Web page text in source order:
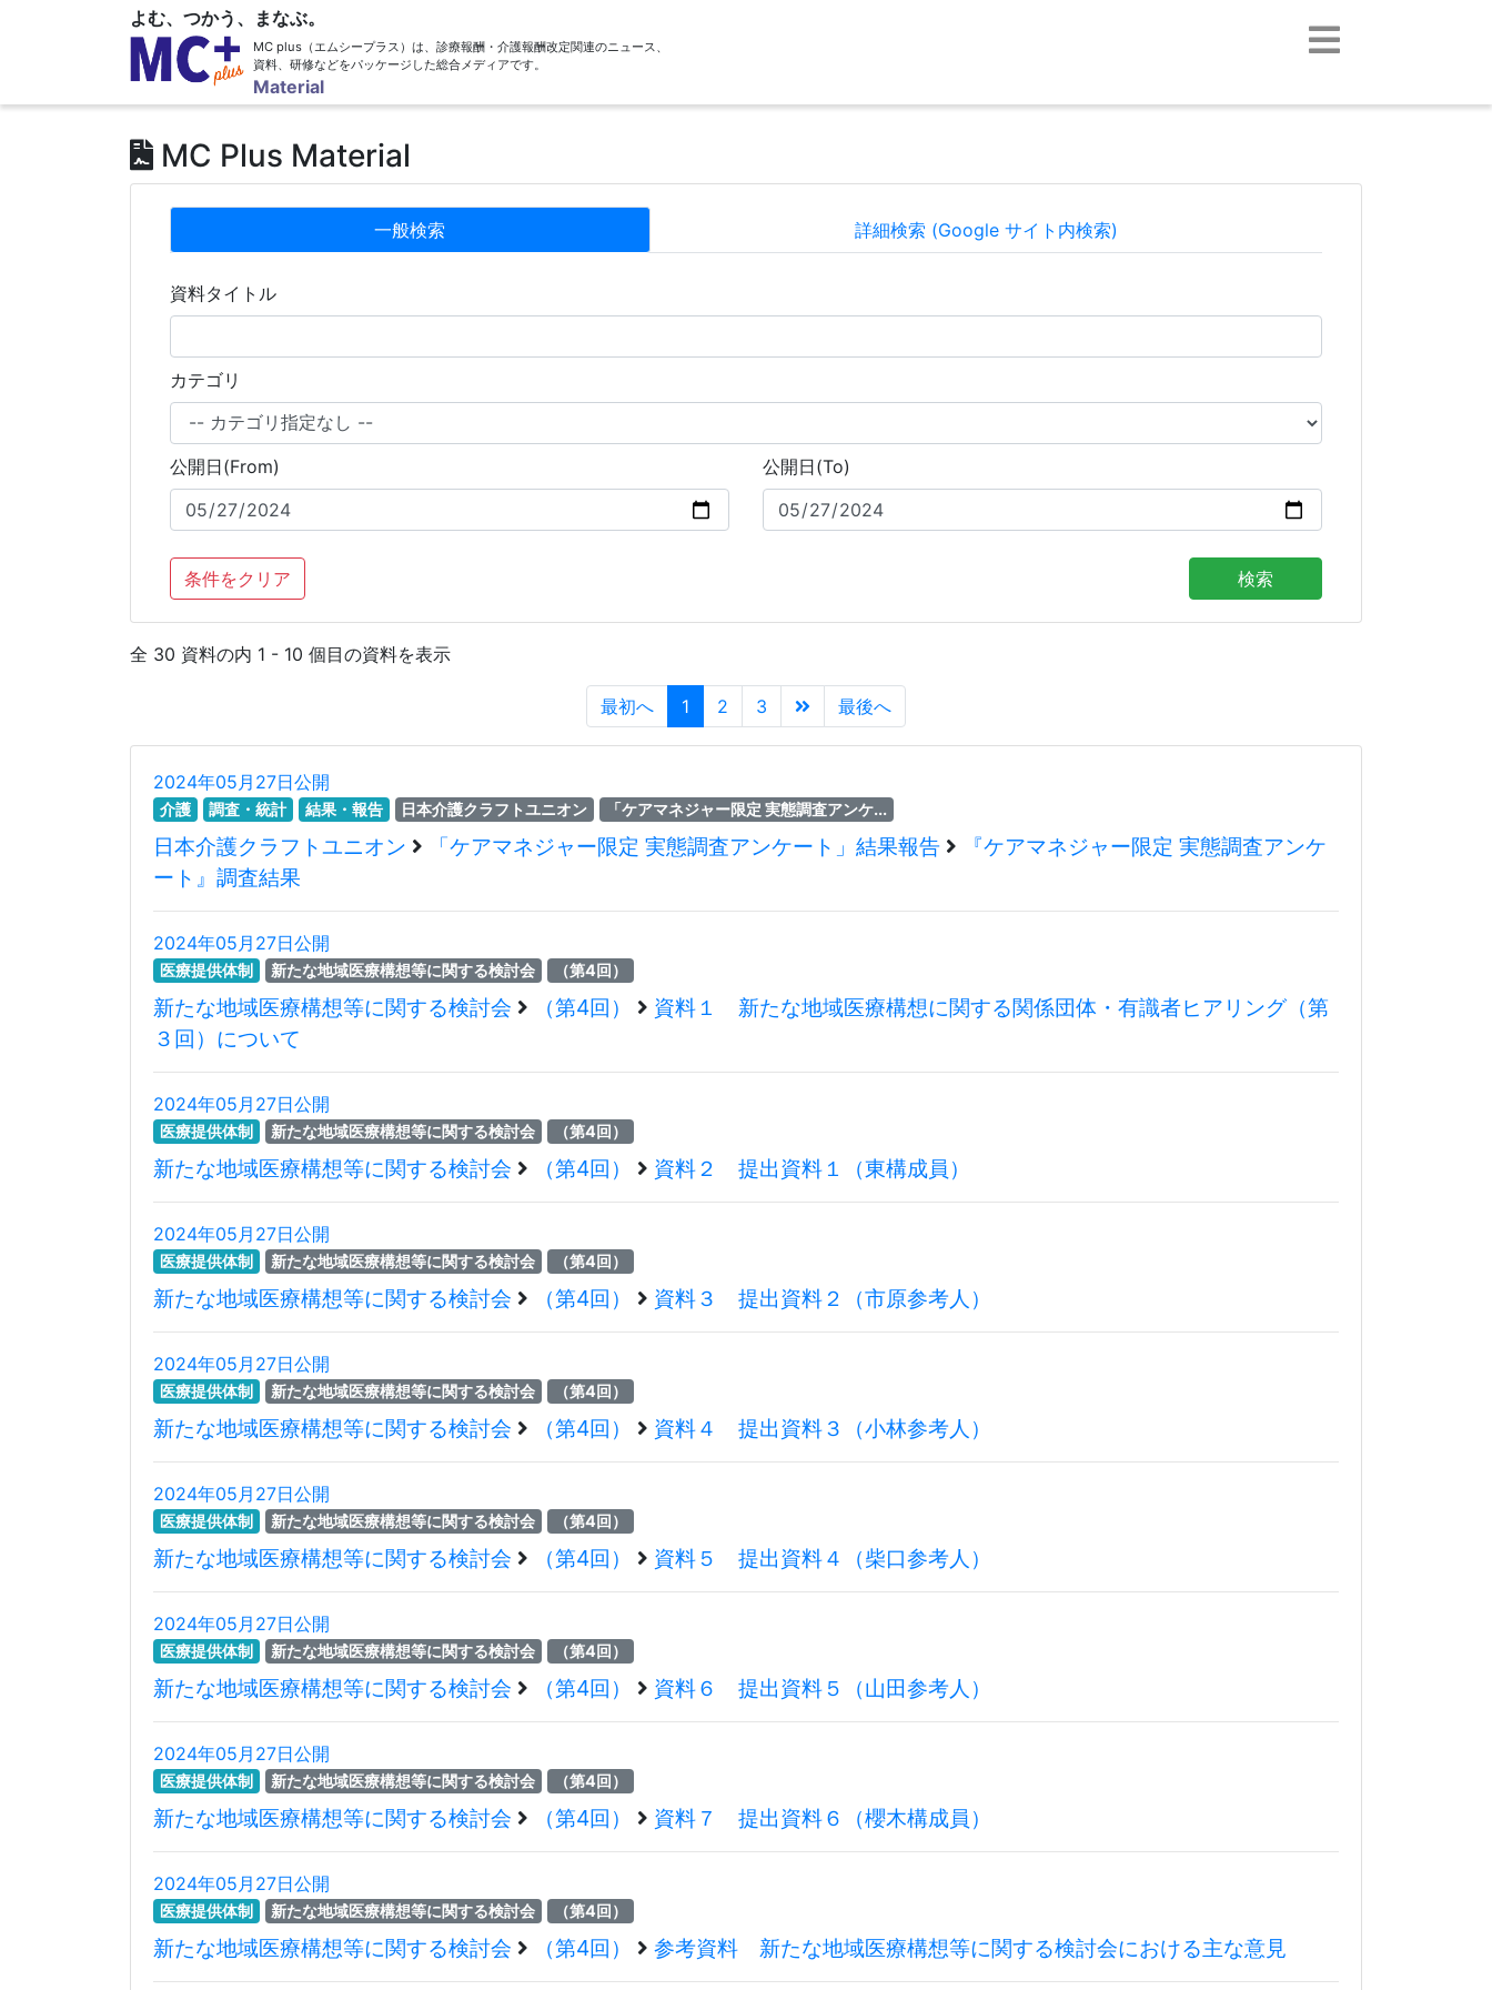
よむ、つかう、まなぶ。
MC plus（エムシープラス）は、診療報酬・介護報酬改定関連のニュース、
資料、研修などをパッケージした総合メディアです。
Material
MC Plus Material
一般検索 詳細検索 (Google サイト内検索)
資料タイトル
カテゴリ
公開日(From) 公開日(To)
条件をクリア 検索
全 30 資料の内 1 - 10 個目の資料を表示
最初へ 1 2 3 最後へ
2024年05月27日公開
介護 調査・統計 結果・報告 日本介護クラフトユニオン 「ケアマネジャー限定 実態調査アンケ...
日本介護クラフトユニオン 「ケアマネジャー限定 実態調査アンケート」結果報告
『ケアマネジャー限定 実態調査アンケ
ート』調査結果
2024年05月27日公開
医療提供体制 新たな地域医療構想等に関する検討会 （第4回）
新たな地域医療構想等に関する検討会 （第4回）
資料１ 新たな地域医療構想に関する関係団体・有識者ヒアリング（第
３回）について
2024年05月27日公開
医療提供体制 新たな地域医療構想等に関する検討会 （第4回）
新たな地域医療構想等に関する検討会 （第4回） 資料２ 提出資料１（東構成員）
2024年05月27日公開
医療提供体制 新たな地域医療構想等に関する検討会 （第4回）
新たな地域医療構想等に関する検討会 （第4回） 資料３ 提出資料２（市原参考人）
2024年05月27日公開
医療提供体制 新たな地域医療構想等に関する検討会 （第4回）
新たな地域医療構想等に関する検討会 （第4回） 資料４ 提出資料３（小林参考人）
2024年05月27日公開
医療提供体制 新たな地域医療構想等に関する検討会 （第4回）
新たな地域医療構想等に関する検討会 （第4回） 資料５ 提出資料４（柴口参考人）
2024年05月27日公開
医療提供体制 新たな地域医療構想等に関する検討会 （第4回）
新たな地域医療構想等に関する検討会 （第4回） 資料６ 提出資料５（山田参考人）
2024年05月27日公開
医療提供体制 新たな地域医療構想等に関する検討会 （第4回）
新たな地域医療構想等に関する検討会 （第4回） 資料７ 提出資料６（櫻木構成員）
2024年05月27日公開
医療提供体制 新たな地域医療構想等に関する検討会 （第4回）
新たな地域医療構想等に関する検討会 （第4回） 参考資料 新たな地域医療構想等に関する検討会における主な意見